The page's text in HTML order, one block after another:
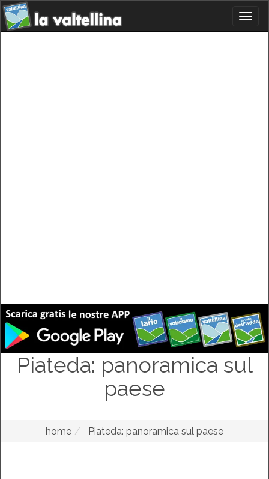
Piateda: panoramica sul
paese
home Piateda: panoramica sul paese